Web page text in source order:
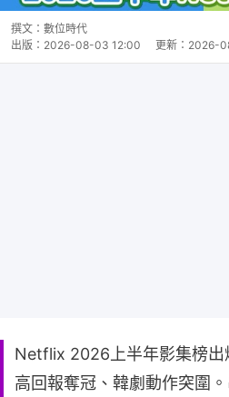
撰文： 數位時代
出版： 2026-08-03 12:00 更新： 2026-
Netflix 2026上半年影集榜出
高回報奪冠、韓劇動作突圍